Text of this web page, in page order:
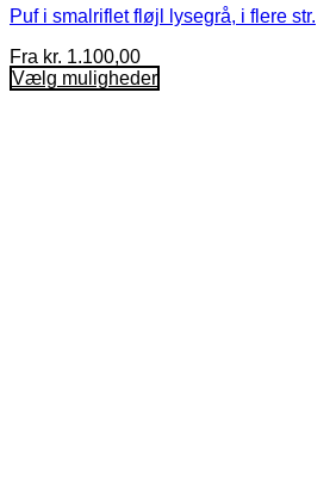
Puf i smalriflet fløjl lysegrå, i flere str.
Fra kr. 1.100,00
Vælg muligheder